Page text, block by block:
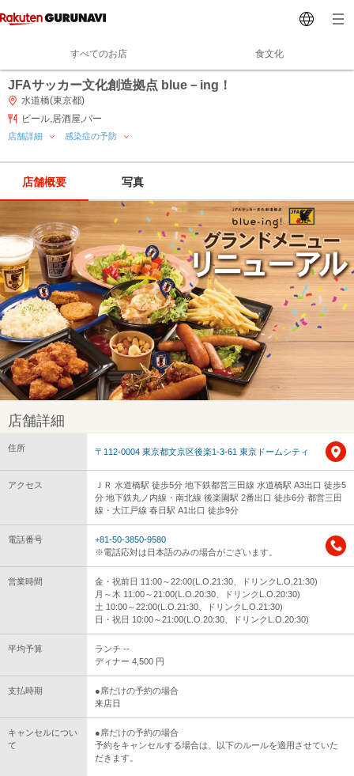
すべてのお店 食文化
JFAサッカー文化創造拠点 blue－ing！
水道橋(東京都)
ビール,居酒屋,バー
店舗詳細 感染症の予防
店舗概要 写真
店舗詳細
住所 〒112-0004 東京都文京区後楽1-3-61 東京ドームシティ
アクセス
ＪＲ 水道橋駅 徒歩5分 地下鉄都営三田線 水道橋駅 A3出口 徒歩5
分 地下鉄丸ノ内線・南北線 後楽園駅 2番出口 徒歩6分 都営三田
線・大江戸線 春日駅 A1出口 徒歩9分
電話番号
+81-50-3850-9580
※電話応対は日本語のみの場合がございます。
営業時間
金・祝前日 11:00～22:00(L.O.21:30、ドリンクL.O.21:30)
月～木 11:00～21:00(L.O.20:30、ドリンクL.O.20:30)
土 10:00～22:00(L.O.21:30、ドリンクL.O.21:30)
日・祝日 10:00～21:00(L.O.20:30、ドリンクL.O.20:30)
平均予算
ランチ --
ディナー 4,500 円
支払時期
●席だけの予約の場合
来店日
キャンセルについ
て
●席だけの予約の場合
予約をキャンセルする場合は、以下のルールを適用させていた
だきます。